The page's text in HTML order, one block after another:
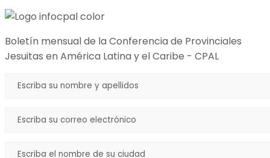
Boletín mensual de la Conferencia de Provinciales
Jesuitas en América Latina y el Caribe - CPAL